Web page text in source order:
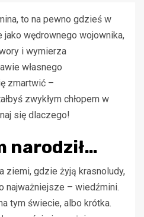
to na pewno gdzieś w
wędrownego wojownika,
i wymierza
własnego
zmartwić –
zwykłym chłopem w
się dlaczego!
narodził…
ziemi, gdzie żyją krasnoludy,
najważniejsze – wiedźmini.
tym świecie, albo krótka.